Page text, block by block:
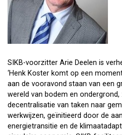
SIKB-voorzitter Arie Deelen is
‘Henk Koster komt op een
aan de vooravond staan van een
wereld van bodem en ondergrond,
decentralisatie van taken naar
werkwijzen, geïnitieerd door de
energietransitie en de